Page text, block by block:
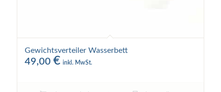
Gewichtsverteiler Wasserbett
49,00 € inkl. MwSt.